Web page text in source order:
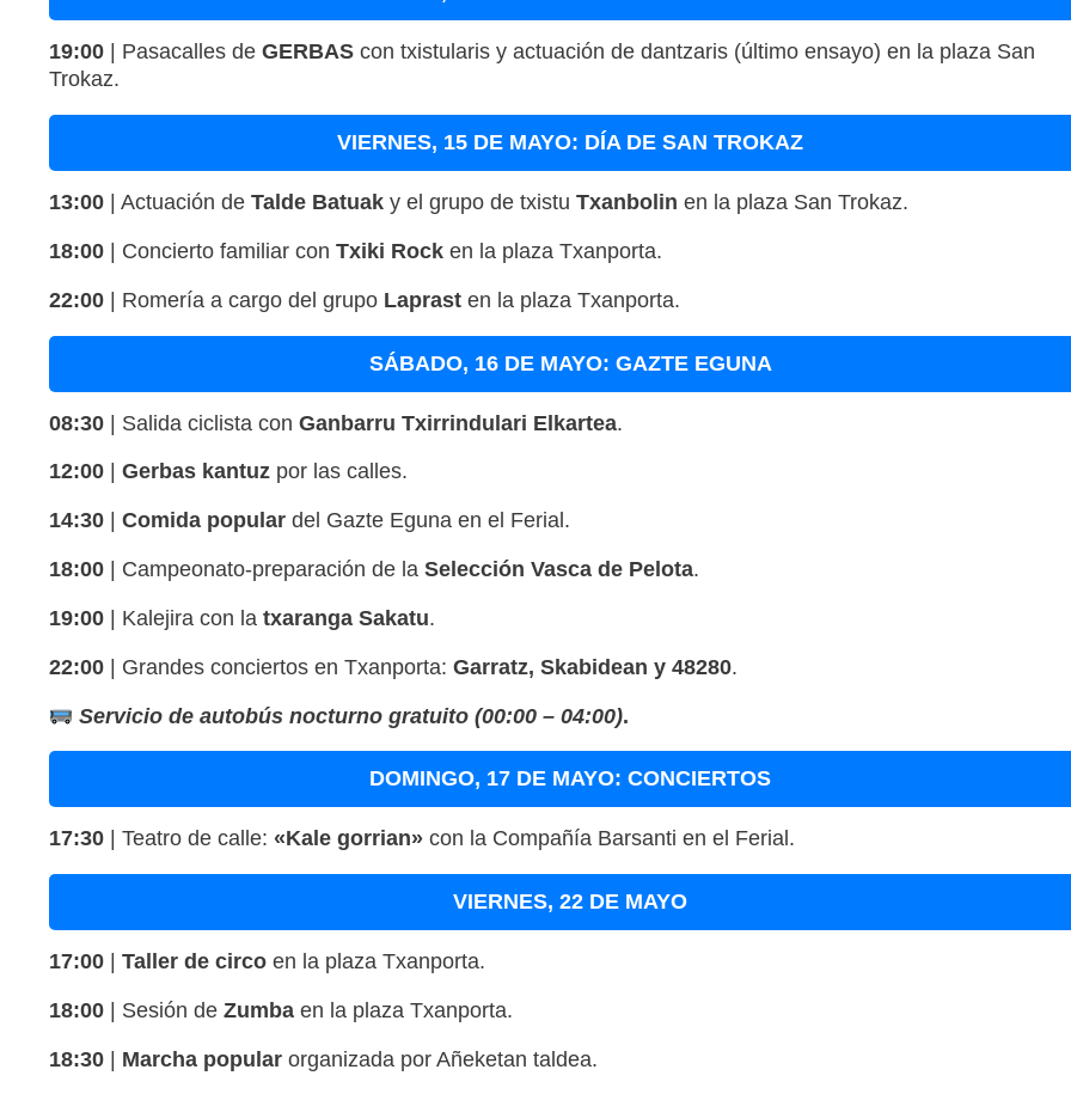
19:00| Pasacalles de GERBAScon txistularis y actuación de dantzaris (último ensayo) en la plaza San
Trokaz.
VIERNES, 15 DE MAYO: DÍA DE SAN TROKAZ
13:00| Actuación de Talde Batuaky el grupo de txistu Txanbolin en la plaza San Trokaz.
18:00| Concierto familiar con Txiki Rocken la plaza Txanporta.
22:00| Romería a cargo del grupo Laprasten la plaza Txanporta.
SÁBADO, 16 DE MAYO: GAZTE EGUNA
08:30| Salida ciclista con Ganbarru Txirrindulari Elkartea.
12:00| Gerbas kantuzpor las calles.
14:30| Comida populardel Gazte Eguna en el Ferial .
18:00| Campeonato-preparación de la Selección Vasca de Pelota.
19:00| Kalejira con la txaranga Sakatu.
22:00| Grandes conciertos en Txanporta: Garratz, Skabidean y 48280.
Servicio de autobús nocturno gratuito (00:00 – 04:00).
DOMINGO, 17 DE MAYO: CONCIERTOS
17:30| Teatro de calle: «Kale gorrian»con la Compañía Barsanti en el Ferial .
VIERNES, 22 DE MAYO
17:00| Taller de circoen la plaza Txanporta.
18:00| Sesión de Zumbaen la plaza Txanporta.
18:30| Marcha popularorganizada por Añeketan taldea.